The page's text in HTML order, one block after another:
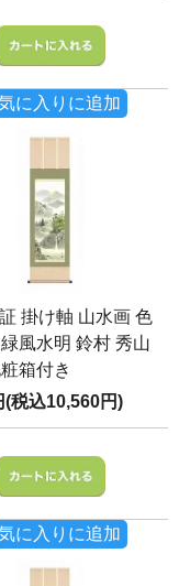
に入りに追加
掛け軸 山水画 色
風水明 鈴村 秀山
箱付き
(税込10,560円)
に入りに追加